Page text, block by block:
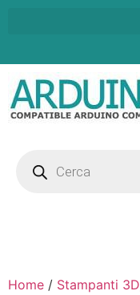
Home / Stampanti